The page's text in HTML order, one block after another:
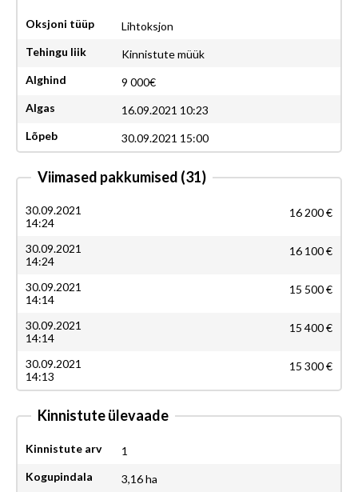
Oksjoni tüüp
Lihtoksjon
Tehingu liik
Kinnistute müük
Alghind
9 000€
Algas
16.09.2021 10:23
Lõpeb
30.09.2021 15:00
Viimased pakkumised (31)
30.09.2021
14:24
16 200 €
30.09.2021
14:24
16 100 €
30.09.2021
14:14
15 500 €
30.09.2021
14:14
15 400 €
30.09.2021
14:13
15 300 €
Kinnistute ülevaade
Kinnistute arv
1
Kogupindala
3,16 ha